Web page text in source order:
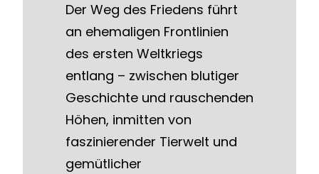
Der Weg des Friedens führt
an ehemaligen Frontlinien
des ersten Weltkriegs
entlang – zwischen blutiger
Geschichte und rauschenden
Höhen, inmitten von
faszinierender Tierwelt und
gemütlicher